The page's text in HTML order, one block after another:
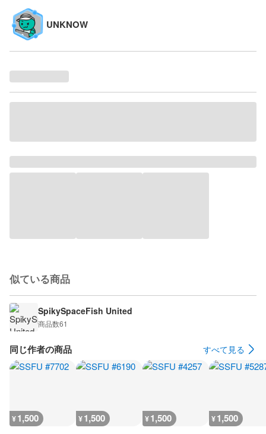
UNKNOW
似ている商品
SpikySpaceFish United
商品数61
同じ作者の商品 すべて見る
¥1,500 ¥1,500 ¥1,500 ¥1,500